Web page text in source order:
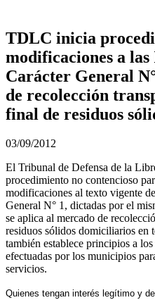
TDLC inicia
modificaciones a
Carácter General
de recolección
final de residuos
03/09/2012
El Tribunal de Defensa de la
procedimiento no contencioso
modificaciones al texto vigente
General N° 1, dictadas por el
se aplica al mercado de
residuos sólidos domiciliarios en
también establece principios a
efectuadas por los municipios
servicios.
Quienes tengan interés legítimo y